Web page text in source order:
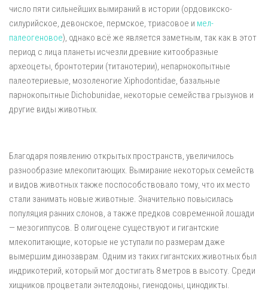
число пяти сильнейших вымираний в истории (ордовикско-
силурийское, девонское, пермское, триасовое и мел-
палеогеновое), однако всё же является заметным, так как в этот
период с лица планеты исчезли древние китообразные
археоцеты, бронтотерии (титанотерии), непарнокопытные
палеотериевые, мозоленогие Xiphodontidae, базальные
парнокопытные Dichobunidae, некоторые семейства грызунов и
другие виды животных.
Благодаря появлению открытых пространств, увеличилось
разнообразие млекопитающих. Вымирание некоторых семейств
и видов животных также поспособствовало тому, что их место
стали занимать новые животные. Значительно повысилась
популяция ранних слонов, а также предков современной лошади
— мезогиппусов. В олигоцене существуют и гигантские
млекопитающие, которые не уступали по размерам даже
вымершим динозаврам. Одним из таких гигантских животных был
индрикотерий, который мог достигать 8 метров в высоту. Среди
хищников процветали энтелодоны, гиенодоны, цинодикты.